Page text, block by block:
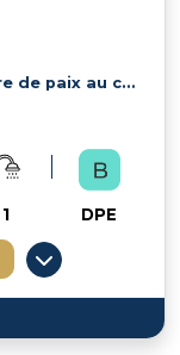
RUSSAN SAINTE-ANASTASIE - Un havre de paix au coeur de la ga
1 DPE